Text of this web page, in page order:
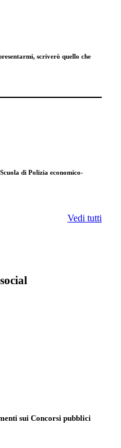
scriverò quello che
di Polizia economico-
Vedi tutti
sui Concorsi pubblici